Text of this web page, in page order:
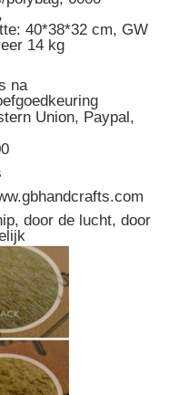
40*38*32 cm, GW
14 kg
na
Union, Paypal,
door de lucht, door